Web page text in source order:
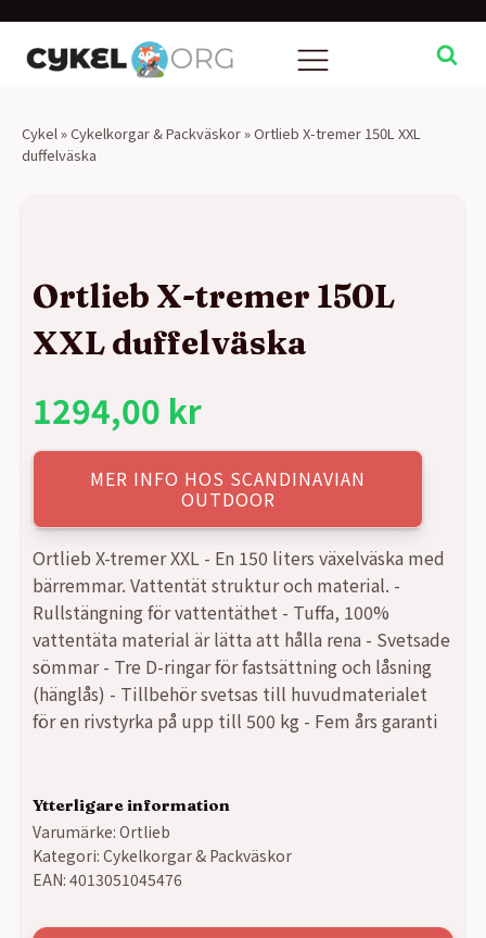
Cykel »Cykelkorgar & Packväskor»Ortlieb X-tremer 150L XXL
duffelväska
Ortlieb X-tremer 150L
XXL duffelväska
1294,00 kr
MER INFO HOS SCANDINAVIAN
OUTDOOR
Ortlieb X-tremer XXL - En 150 liters växelväska med
bärremmar. Vattentät struktur och material. -
Rullstängning för vattentäthet - Tuffa, 100%
vattentäta material är lätta att hålla rena - Svetsade
sömmar - Tre D-ringar för fastsättning och låsning
(hänglås) - Tillbehör svetsas till huvudmaterialet
för en rivstyrka på upp till 500 kg - Fem års garanti
Ytterligare information
Varumärke: Ortlieb
Kategori: Cykelkorgar & Packväskor
EAN: 4013051045476